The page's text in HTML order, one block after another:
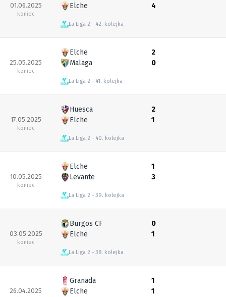
01.06.2025
koniec
Elche
La Liga 2 42. kolejka
4
25.05.2025
koniec
Elche
Malaga
La Liga 2 41. kolejka
2
0
17.05.2025
koniec
Huesca
Elche
La Liga 2 40. kolejka
2
1
10.05.2025
koniec
Elche
Levante
La Liga 2 39. kolejka
1
3
03.05.2025
koniec
Burgos CF
Elche
La Liga 2 38. kolejka
0
1
26.04.2025
Granada
Elche
1
1